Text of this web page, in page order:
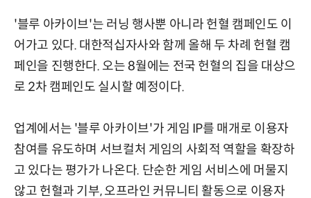
'블루 아카이브'는 러닝 행사뿐 아니라 헌혈 캠페인도 이
어가고 있다. 대한적십자사와 함께 올해 두 차례 헌혈 캠
페인을 진행한다. 오는 8월에는 전국 헌혈의 집을 대상으
로 2차 캠페인도 실시할 예정이다.
업계에서는 '블루 아카이브'가 게임 IP를 매개로 이용자
참여를 유도하며 서브컬처 게임의 사회적 역할을 확장하
고 있다는 평가가 나온다. 단순한 게임 서비스에 머물지
않고 헌혈과 기부, 오프라인 커뮤니티 활동으로 이용자